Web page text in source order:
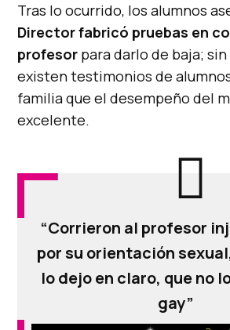
Tras lo ocurrido, los alumnos
Director fabricó pruebas en
profesor para darlo de baja;
existen testimonios de
familia que el desempeño del
excelente.
“Corrieron al profesor
por su orientación
lo dejo en claro, que no
gay”